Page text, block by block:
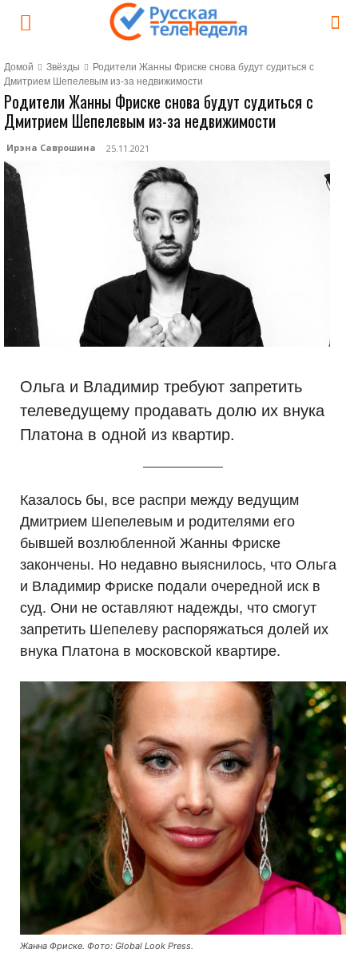
Домой Звёзды
Родители Жанны Фриске снова будут судиться с
Дмитрием Шепелевым из-за недвижимости
Родители Жанны Фриске снова будут судиться с
Дмитрием Шепелевым из-за недвижимости
Ирэна Саврошина 25.11.2021
Ольга и Владимир требуют запретить
телеведущему продавать долю их внука
Платона в одной из квартир.
Казалось бы, все распри между ведущим
Дмитрием Шепелевым и родителями его
бывшей возлюбленной Жанны Фриске
закончены. Но недавно выяснилось, что Ольга
и Владимир Фриске подали очередной иск в
суд. Они не оставляют надежды, что смогут
запретить Шепелеву распоряжаться долей их
внука Платона в московской квартире.
Жанна Фриске. Фото: Global Look Press.